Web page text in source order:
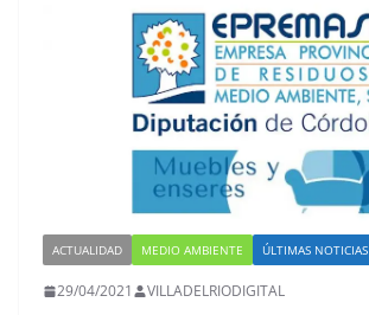
ACTUALIDAD MEDIO AMBIENTE ÚLTIMAS NOTICIAS
29/04/2021 VILLADELRIODIGITAL